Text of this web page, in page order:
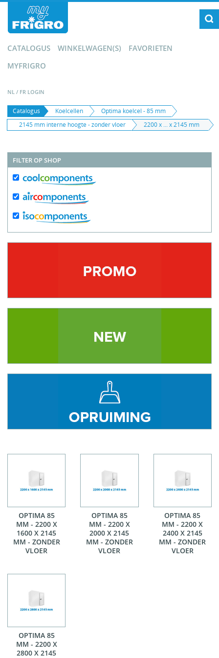
CATALOGUS WINKELWAGEN(S)
FAVORIETEN
MYFRIGRO
NL / FR LOGIN
Catalogus Koelcellen
Optima koelcel - 85 mm
2145 mm interne hoogte - zonder vloer
2200 x ... x 2145 mm
FILTER OP SHOP
OPTIMA 85
MM - 2200 X
1600 X 2145
MM - ZONDER
VLOER
OPTIMA 85
MM - 2200 X
2000 X 2145
MM - ZONDER
VLOER
OPTIMA 85
MM - 2200 X
2400 X 2145
MM - ZONDER
VLOER
OPTIMA 85
MM - 2200 X
2800 X 2145